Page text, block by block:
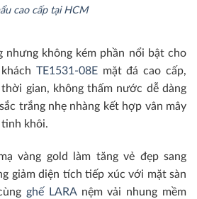
cao cấp tại HCM
nhưng không kém phần nổi bật cho
TE1531-08Emặt đá cao cấp,
gian, không thấm nước dễ dàng
trắng nhẹ nhàng kết hợp vân mây
khôi.
vàng gold làm tăng vẻ đẹp sang
giảm diện tích tiếp xúc với mặt sàn
ghế LARAnệm vải nhung mềm